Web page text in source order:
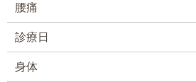
腰痛
診療日
身体